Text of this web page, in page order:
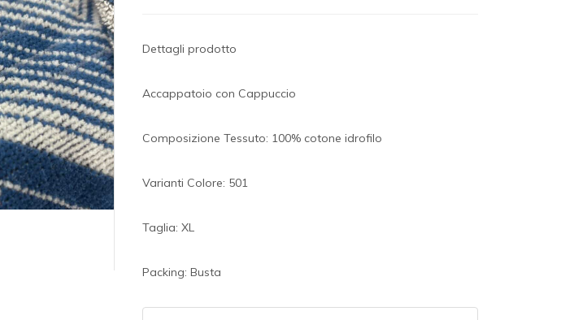
Dettagli prodotto
Accappatoio con Cappuccio
Composizione Tessuto: 100% cotone idrofilo
Varianti Colore: 501
Taglia: XL
Packing: Busta